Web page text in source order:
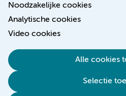
Noodzakelijke cookies
Analytische cookies
Video cookies
Alle cookies
Selectie
Toegankelijkheidsverklaring
Responsible disclosure